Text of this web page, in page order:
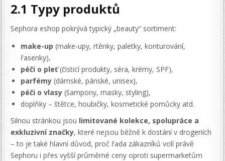
2.1 Typy produktů
Sephora eshop pokrývá typický „beauty“ sortiment:
make-up (make-upy, rtěnky, paletky, konturování,
řasenky),
péči o pleť(čisticí produkty, séra, krémy, SPF),
parfémy (dámské, pánské, unisex),
péči o vlasy (šampony, masky, styling),
doplňky – štětce, houbičky, kosmetické pomůcky atd.
Silnou stránkou jsou limitované kolekce, spolupráce a
exkluzivní značky, které nejsou běžně k dostání v drogeriích
– to je také hlavní důvod, proč řada zákazníků volí právě
Sephoru i přes vyšší průměrné ceny oproti supermarketům